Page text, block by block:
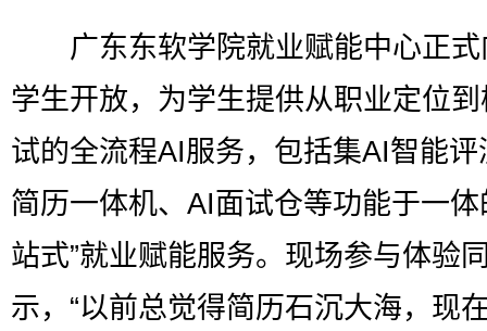
广东东软学院就业赋能中心正式
学生开放，为学生提供从职业定位
试的全流程AI服务，包括集AI智能评
简历一体机、AI面试仓等功能于一体
站式”就业赋能服务。现场参与体验
示，“以前总觉得简历石沉大海，现